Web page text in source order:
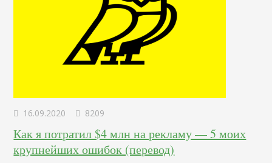
16.09.2020 8209
Как я потратил $4 млн на рекламу — 5 моих
крупнейших ошибок (перевод)